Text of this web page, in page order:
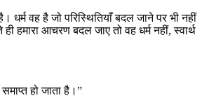
धर्म वह है जो परिस्थितियाँ बदल जाने पर भी नहीं
हमारा आचरण बदल जाए तो वह धर्म नहीं, स्वार्थ
हो जाता है।”